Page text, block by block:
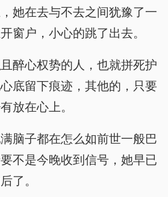
她在去与不去之间犹豫了一
窗户，小心的跳了出去。
醉心权势的人，也就拼死护
底留下痕迹，其他的，只要
放在心上。
脑子都在怎么如前世一般巴
不是今晚收到信号，她早已
了。